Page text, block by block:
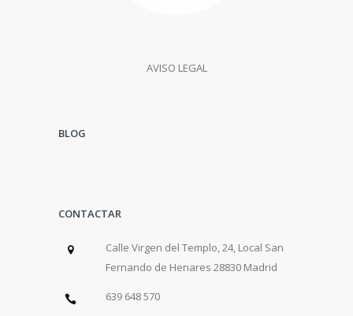
AVISO LEGAL
BLOG
CONTACTAR
Calle Virgen del Templo, 24, Local San
Fernando de Henares 28830 Madrid
639 648 570